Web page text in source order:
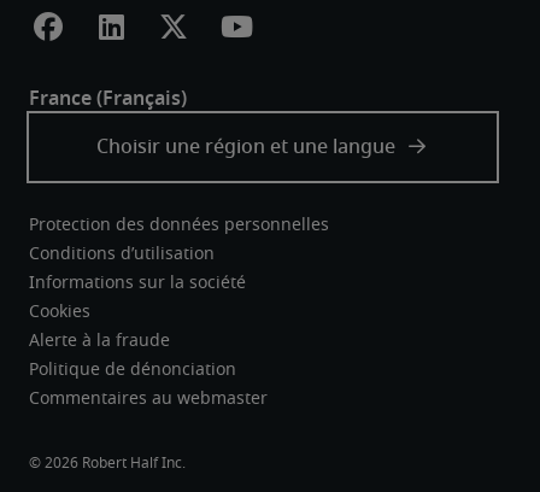
Protection des données personnelles
Conditions d’utilisation
Informations sur la société
Cookies
Alerte à la fraude
Politique de dénonciation
Commentaires au webmaster